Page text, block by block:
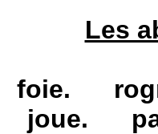
Les
foie.
joue.